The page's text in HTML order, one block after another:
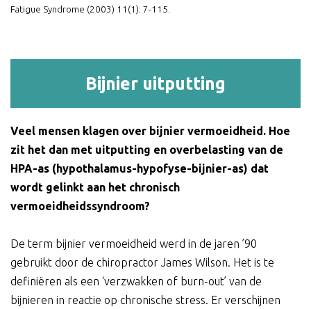
Fatigue Syndrome (2003) 11(1): 7-115.
Bijnier uitputting
Veel mensen klagen over bijnier vermoeidheid. Hoe
zit het dan met uitputting en overbelasting van de
HPA-as (hypothalamus-hypofyse-bijnier-as) dat
wordt gelinkt aan het chronisch
vermoeidheidssyndroom?
De term bijnier vermoeidheid werd in de jaren ’90
gebruikt door de chiropractor James Wilson. Het is te
definiëren als een ‘verzwakken of burn-out’ van de
bijnieren in reactie op chronische stress. Er verschijnen